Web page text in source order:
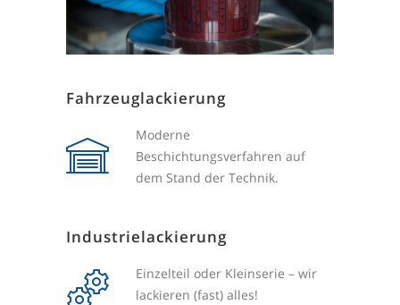
Fahrzeuglackierung
Moderne
Beschichtungsverfahren auf
dem Stand der Technik.
Industrielackierung
Einzelteil oder Kleinserie – wir
lackieren (fast) alles!